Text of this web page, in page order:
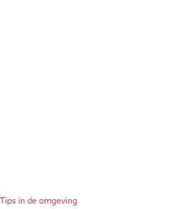
Tips in de omgeving